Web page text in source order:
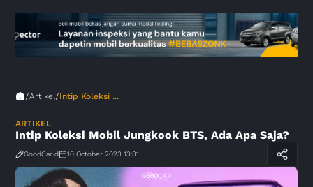
/Artikel/Intip Koleksi ...
ARTIKEL
Intip Koleksi Mobil Jungkook BTS, Ada Apa Saja?
GoodCar.id 10 October 2023 13:31